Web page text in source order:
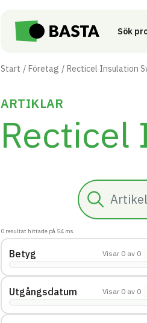
Sök
Start Företag
ARTIKLAR
Recticel
Sök
0 resultat hittade på 54 ms.
Betyg Visar 0 av 0
Utgångsdatum Visar 0 av 0